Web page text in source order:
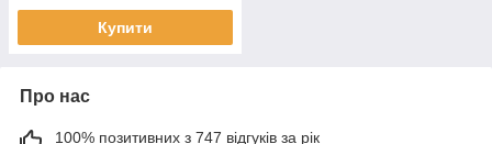
Купити
Про нас
100% позитивних з 747 відгуків за рік